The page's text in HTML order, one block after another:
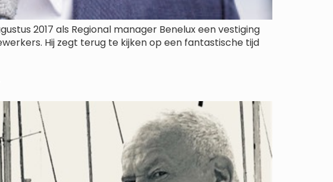
2017 als Regional manager Benelux een vestiging
Hij zegt terug te kijken op een fantastische tijd